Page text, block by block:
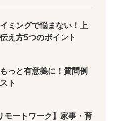
ミングで悩まない！上
え方5つのポイント
っと有意義に！質問例
ト
モートワーク】家事・育